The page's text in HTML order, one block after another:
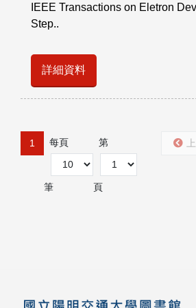
IEEE Transactions on Eletron
Step..
詳細資料
1 每頁
筆
第
頁